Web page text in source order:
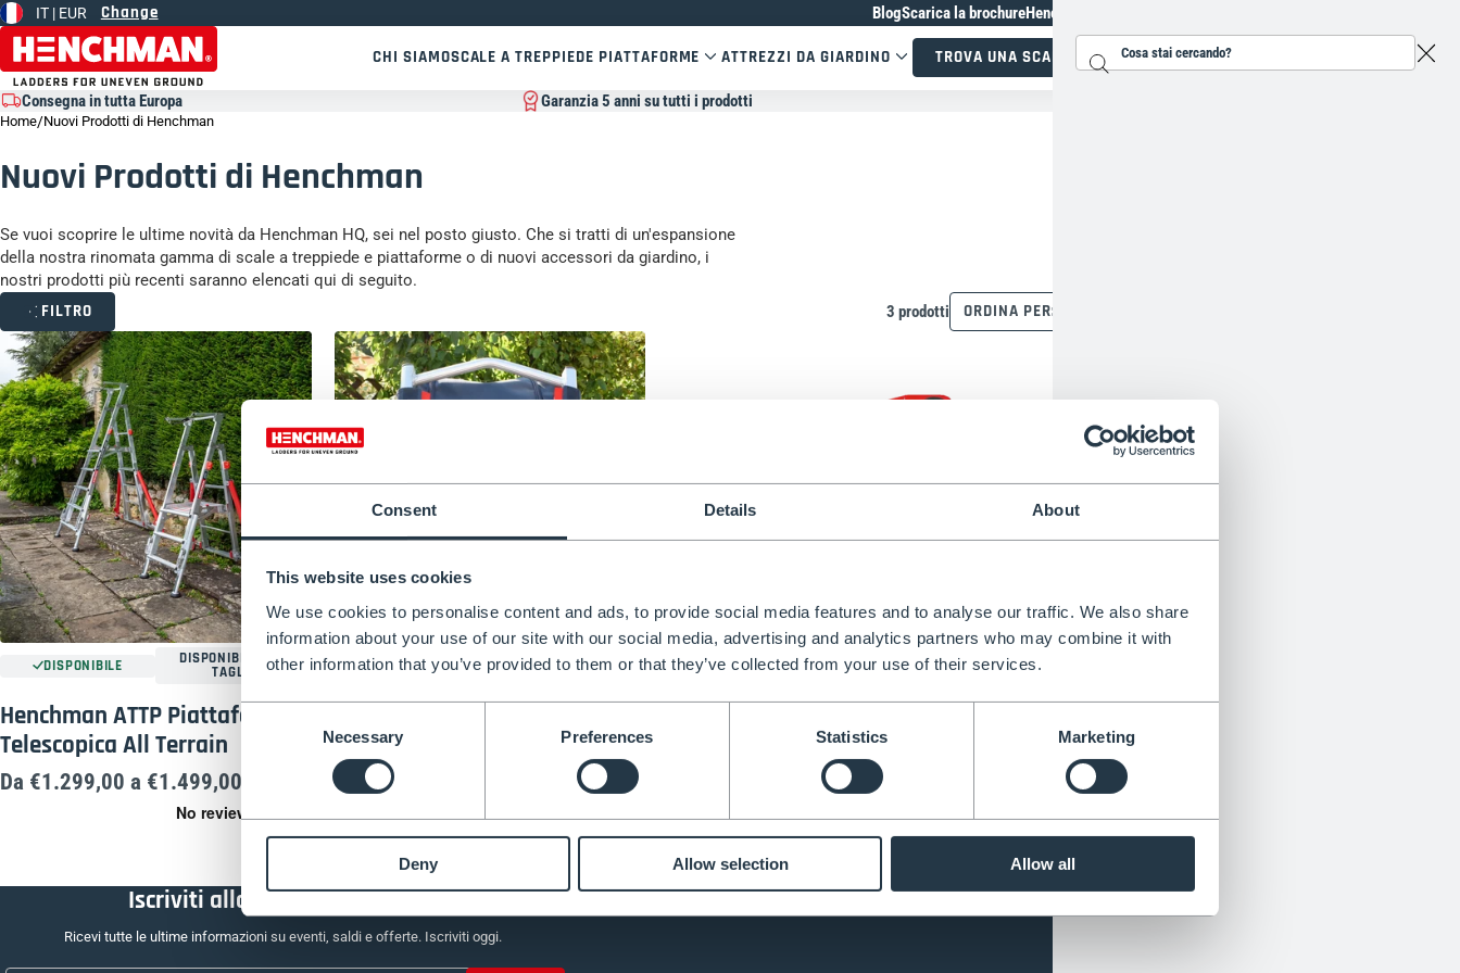
Consent Details About
This website uses cookies
We use cookies to personalise content and ads, to provide social media features and to analyse our traffic. We also share
information about your use of our site with our social media, advertising and analytics partners who may combine it with
other information that you’ve provided to them or that they’ve collected from your use of their services.
Consent
Necessary Preferences Statistics Marketing
Deny Allow selection Allow all
Vai al contenuto
IT | EUR Change BlogScarica la brochureHenchman Premi Topiary
CHI SIAMOSCALE A TREPPIEDE PIATTAFORME ATTREZZI DA GIARDINO TROVA UNA SCALA
Consegna in tutta Europa Garanzia 5 anni su tutti i prodotti
Cerca...
Home/Nuovi Prodotti di Henchman
Nuovi Prodotti di Henchman
Se vuoi scoprire le ultime novità da Henchman HQ, sei nel posto giusto. Che si tratti di un'espansione
della nostra rinomata gamma di scale a treppiede e piattaforme o di nuovi accessori da giardino, i
nostri prodotti più recenti saranno elencati qui di seguito.
FILTRO 3 prodotti ORDINA PER:
Cancella tutto
DISPONIBILE
DISPONIBILE IN 2
TAGLIE
Henchman ATTP Piattaforma
Telescopica All Terrain
Da €1.299,00 a €1.499,00
DISPONIBILE
Borsa Porta Attrezzi
Henchman
€149,00
DISPONIBILE
Ganci Da Parete Per Scala Con
Items 1-3 of 3
Iscriviti alla nostra newsletter
Ricevi tutte le ultime informazioni su eventi, saldi e offerte. Iscriviti oggi.